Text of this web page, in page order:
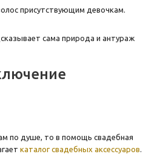
присутствующим девочкам.
сама природа и антураж
по душе, то в помощь свадебная
каталог свадебных аксессуаров.